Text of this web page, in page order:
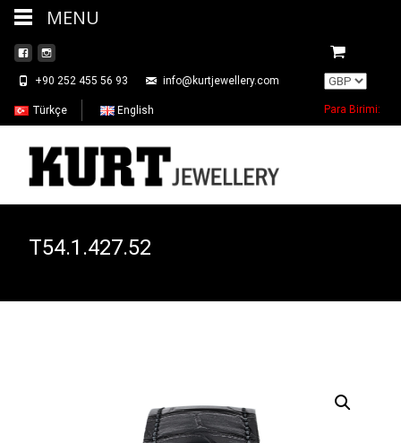
+90 252 455 56 93 info@kurtjewellery.com
Para Birimi:
Türkçe English
T54.1.427.52
MENU